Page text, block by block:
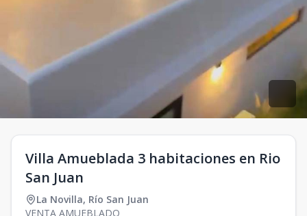
Villa Amueblada 3 habitaciones en Rio
San Juan
La Novilla, Río San Juan
VENTA AMUEBLADO